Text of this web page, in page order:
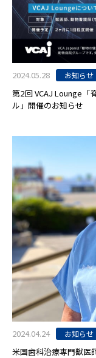
2024.05.28 お知らせ
第2回 VCAJ Lounge「
ル」開催のお知らせ
2024.04.24 お知らせ
米国歯科治療専門獣医